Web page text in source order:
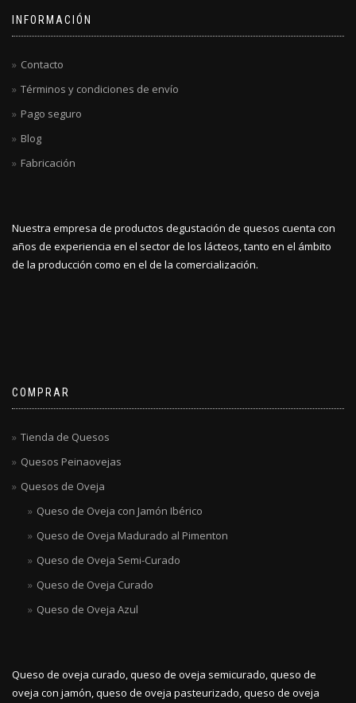
INFORMACIÓN
Contacto
Términos y condiciones de envío
Pago seguro
Blog
Fabricación
Nuestra empresa de productos degustación de quesos cuenta con
años de experiencia en el sector de los lácteos, tanto en el ámbito
de la producción como en el de la comercialización.
COMPRAR
Tienda de Quesos
Quesos Peinaovejas
Quesos de Oveja
Queso de Oveja con Jamón Ibérico
Queso de Oveja Madurado al Pimenton
Queso de Oveja Semi-Curado
Queso de Oveja Curado
Queso de Oveja Azul
Queso de oveja curado, queso de oveja semicurado, queso de
oveja con jamón, queso de oveja pasteurizado, queso de oveja